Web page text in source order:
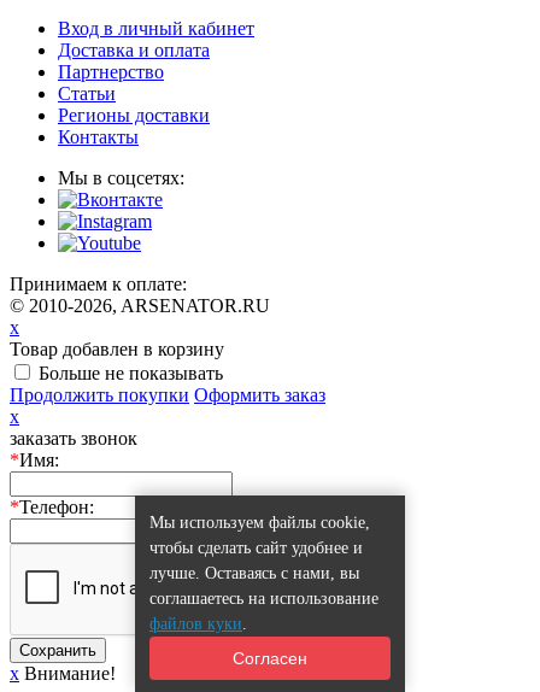
Мы используем файлы cookie,
чтобы сделать сайт удобнее и
лучше. Оставаясь с нами, вы
соглашаетесь на использование
файлов куки.
Согласен
Вход в личный кабинет
Доставка и оплата
Партнерство
Статьи
Регионы доставки
Контакты
Мы в соцсетях:
Принимаем к оплате:
© 2010-2026, ARSENATOR.RU
x
Товар добавлен в корзину
Больше не показывать
Продолжить покупки Оформить заказ
x
заказать звонок
*Имя:
*Телефон:
Сохранить
x Внимание!